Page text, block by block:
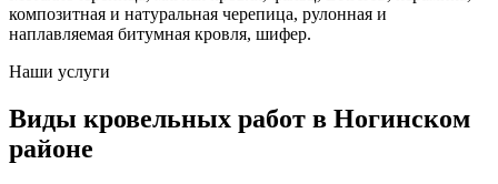
композитная и натуральная черепица, рулонная и
наплавляемая битумная кровля, шифер.
Наши услуги
Виды кровельных работ в Ногинском
районе